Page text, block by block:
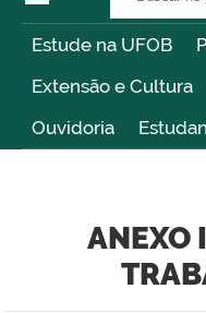
Estude na UFOB
Extensão e Cultura
Ouvidoria
ANEXO